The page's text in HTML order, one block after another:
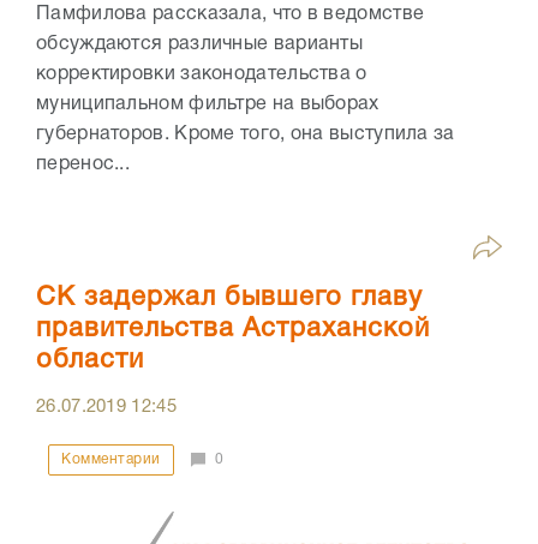
Памфилова рассказала, что в ведомстве
обсуждаются различные варианты
корректировки законодательства о
муниципальном фильтре на выборах
губернаторов. Кроме того, она выступила за
перенос...
СК задержал бывшего главу
правительства Астраханской
области
26.07.2019 12:45
Комментарии 0